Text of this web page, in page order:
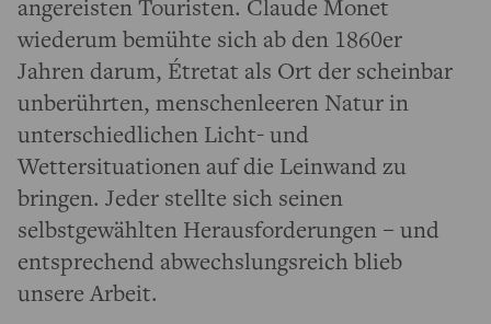
angereisten Touristen. Claude Monet
wiederum bemühte sich ab den 1860er
Jahren darum, Étretat als Ort der scheinbar
unberührten, menschenleeren Natur in
unterschiedlichen Licht- und
Wettersituationen auf die Leinwand zu
bringen. Jeder stellte sich seinen
selbstgewählten Herausforderungen – und
entsprechend abwechslungsreich blieb
unsere Arbeit.